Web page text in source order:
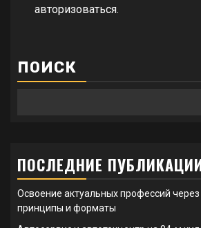
авторизоваться.
ПОИСК
ПОСЛЕДНИЕ
Освоение актуальных профессий
принципы и форматы